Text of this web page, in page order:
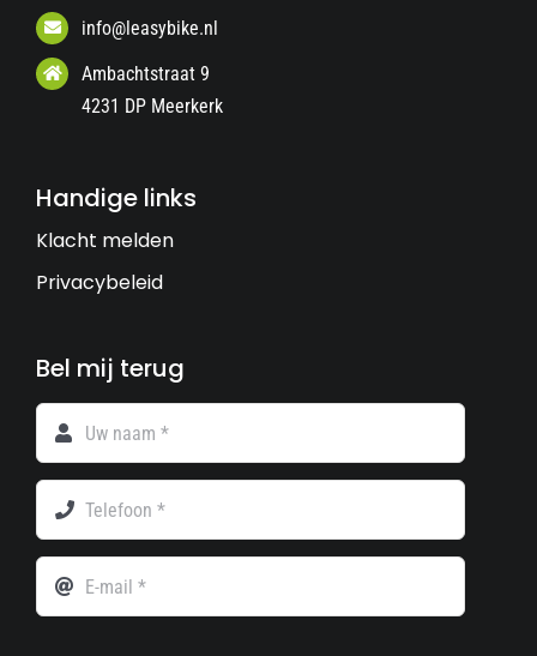
info@leasybike.nl
Ambachtstraat 9
4231 DP Meerkerk
Handige links
Klacht melden
Privacybeleid
Bel mij terug